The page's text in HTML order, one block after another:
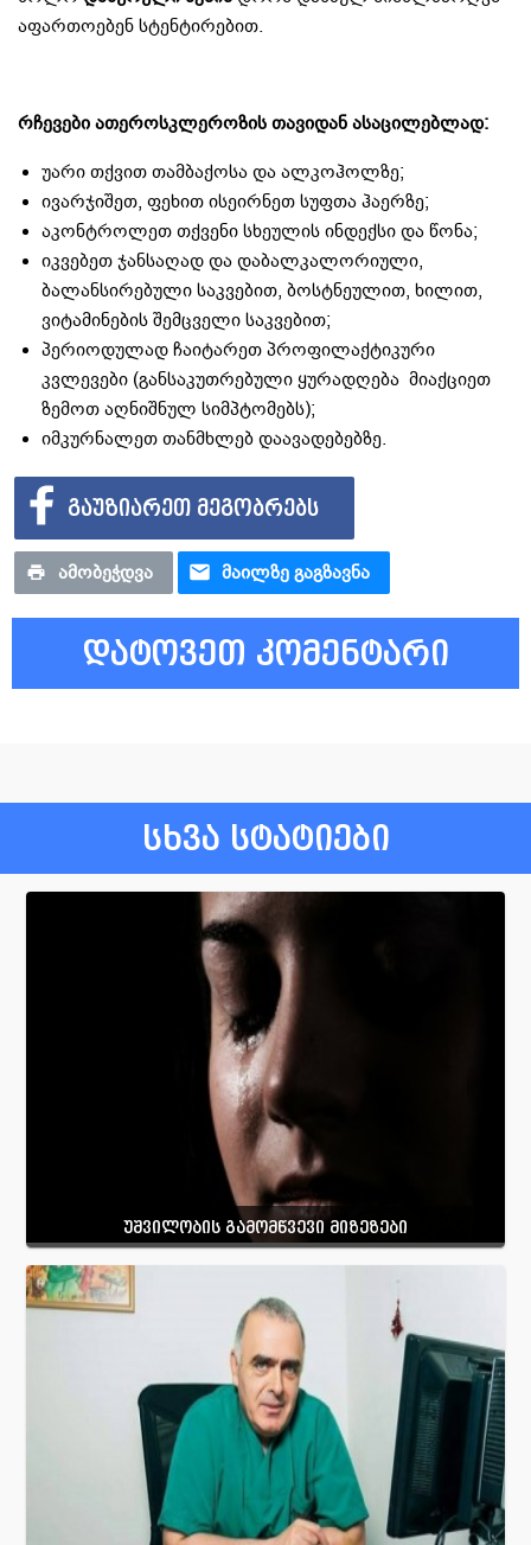
აფართოებენ სტენტირებით.
რჩევები ათეროსკლეროზის თავიდან ასაცილებლად:
უარი თქვით თამბაქოსა და ალკოჰოლზე;
ივარჯიშეთ, ფეხით ისეირნეთ სუფთა ჰაერზე;
აკონტროლეთ თქვენი სხეულის ინდექსი და წონა;
იკვებეთ ჯანსაღად და დაბალკალორიული,
ბალანსირებული საკვებით, ბოსტნეულით, ხილით,
ვიტამინების შემცველი საკვებით;
პერიოდულად ჩაიტარეთ პროფილაქტიკური
კვლევები (განსაკუთრებული ყურადღება მიაქციეთ
ზემოთ აღნიშნულ სიმპტომებს);
იმკურნალეთ თანმხლებ დაავადებებზე.
ᲒᲐᲣᲖᲘᲐᲠᲔᲗ ᲛᲔᲒᲝᲑᲠᲔᲑᲡ
ᲐᲛᲝᲑᲔᲭᲓᲕᲐ ᲛᲐᲘᲚᲖᲔ ᲒᲐᲒᲖᲐᲕᲜᲐ
დატოვეთ კომენტარი
სხვა სტატიები
უშვილობის გამომწვევი მიზეზები